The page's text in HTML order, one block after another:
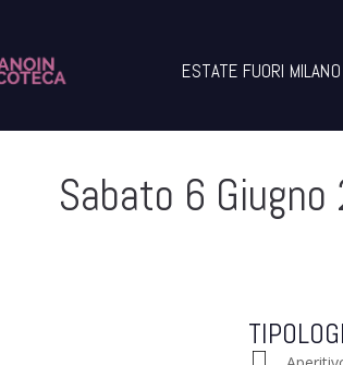
ESTATE FUORI MILANO
Sabato 6